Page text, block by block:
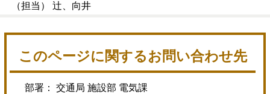
（担当） 辻、向井
このページに関するお問い合わせ先
部署： 交通局 施設部 電気課